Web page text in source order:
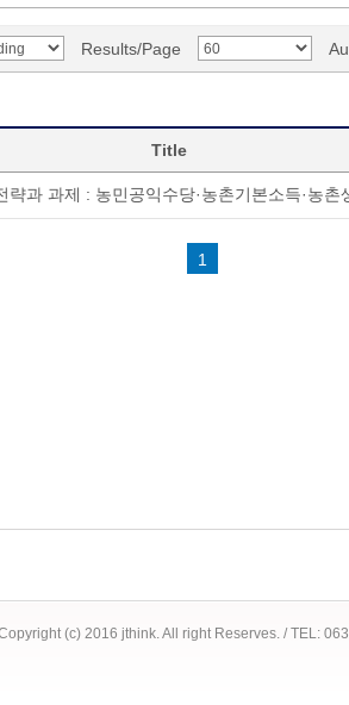
Results/Page
Title
과 과제 : 농민공익수당·농촌기본소득·농촌
1
(c) 2016 jthink. All right Reserves. / TEL: